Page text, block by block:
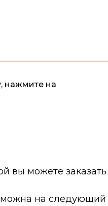
нажмите на
вы можете
на следующий